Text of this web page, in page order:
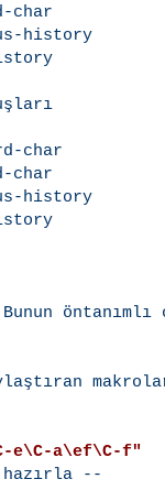
char
history
char
char
history
e\C-a\ef\C-f"
--